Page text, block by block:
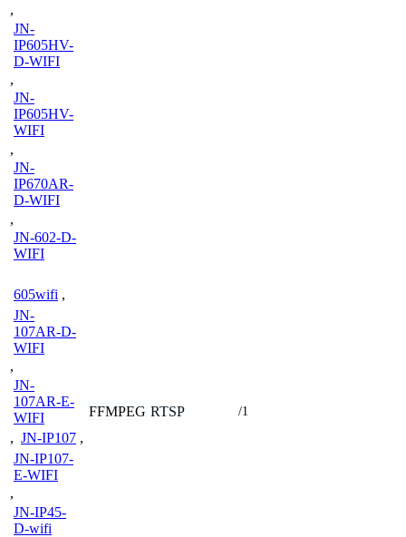
,
JN-
IP605HV-
D-WIFI
,
JN-
IP605HV-
WIFI
,
JN-
IP670AR-
D-WIFI
,
JN-602-D-
WIFI
605wifi ,
JN-
107AR-D-
WIFI
,
JN-
107AR-E-
WIFI
, JN-IP107 ,
JN-IP107-
E-WIFI
,
JN-IP45-
D-wifi
FFMPEG RTSP /1